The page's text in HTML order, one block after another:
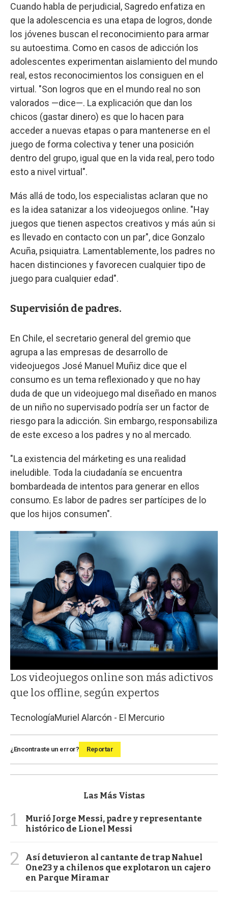
Cuando habla de perjudicial, Sagredo enfatiza en
que la adolescencia es una etapa de logros, donde
los jóvenes buscan el reconocimiento para armar
su autoestima. Como en casos de adicción los
adolescentes experimentan aislamiento del mundo
real, estos reconocimientos los consiguen en el
virtual. "Son logros que en el mundo real no son
valorados —dice—. La explicación que dan los
chicos (gastar dinero) es que lo hacen para
acceder a nuevas etapas o para mantenerse en el
juego de forma colectiva y tener una posición
dentro del grupo, igual que en la vida real, pero todo
esto a nivel virtual".
Más allá de todo, los especialistas aclaran que no
es la idea satanizar a los videojuegos online. "Hay
juegos que tienen aspectos creativos y más aún si
es llevado en contacto con un par", dice Gonzalo
Acuña, psiquiatra. Lamentablemente, los padres no
hacen distinciones y favorecen cualquier tipo de
juego para cualquier edad".
Supervisión de padres.
En Chile, el secretario general del gremio que
agrupa a las empresas de desarrollo de
videojuegos José Manuel Muñiz dice que el
consumo es un tema reflexionado y que no hay
duda de que un videojuego mal diseñado en manos
de un niño no supervisado podría ser un factor de
riesgo para la adicción. Sin embargo, responsabiliza
de este exceso a los padres y no al mercado.
"La existencia del márketing es una realidad
ineludible. Toda la ciudadanía se encuentra
bombardeada de intentos para generar en ellos
consumo. Es labor de padres ser partícipes de lo
que los hijos consumen".
Los videojuegos online son más adictivos
que los offline, según expertos
TecnologíaMuriel Alarcón - El Mercurio
¿Encontraste un error? Reportar
Las Más Vistas
1
Murió Jorge Messi, padre y representante
histórico de Lionel Messi
2
Así detuvieron al cantante de trap Nahuel
One23 y a chilenos que explotaron un cajero
en Parque Miramar